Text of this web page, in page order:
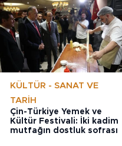
KÜLTÜR - SANAT VE
TARIH
Çin-Türkiye Yemek ve
Kültür Festivali: İki kadim
mutfağın dostluk sofrası